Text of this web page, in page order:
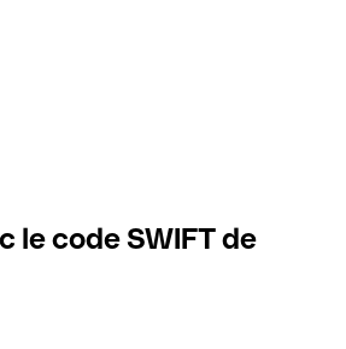
le code SWIFT de